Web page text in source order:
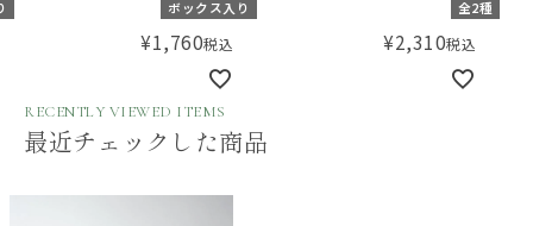
ボックス入り
¥1,760税込
全2種
¥2,310税込
RECENTLY VIEWED ITEMS
最近チェックした商品